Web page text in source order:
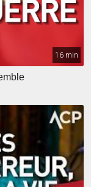
16 min